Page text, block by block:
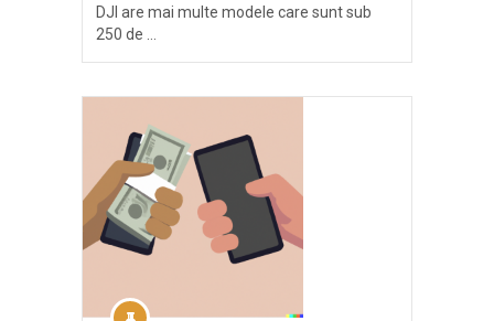
DJI are mai multe modele care sunt sub
250 de …